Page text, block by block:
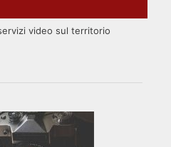
video sul territorio